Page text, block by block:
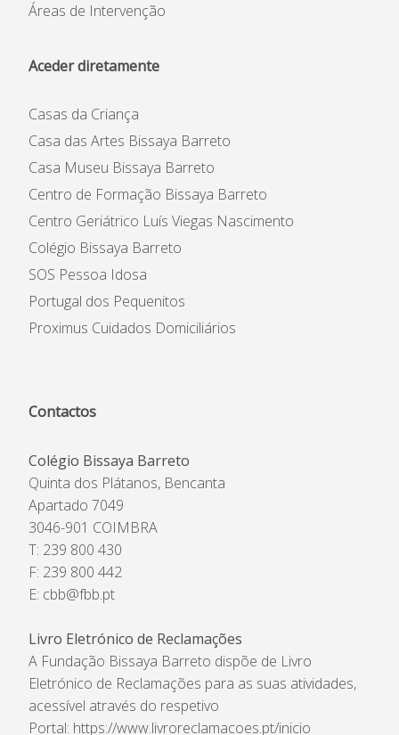
Áreas de Intervenção
Aceder diretamente
Casas da Criança
Casa das Artes Bissaya Barreto
Casa Museu Bissaya Barreto
Centro de Formação Bissaya Barreto
Centro Geriátrico Luís Viegas Nascimento
Colégio Bissaya Barreto
SOS Pessoa Idosa
Portugal dos Pequenitos
Proximus Cuidados Domiciliários
Contactos
Colégio Bissaya Barreto
Quinta dos Plátanos, Bencanta
Apartado 7049
3046-901 COIMBRA
T: 239 800 430
F: 239 800 442
E: cbb@fbb.pt
Livro Eletrónico de Reclamações
A Fundação Bissaya Barreto dispõe de Livro
Eletrónico de Reclamações para as suas atividades,
acessível através do respetivo
Portal: https://www.livroreclamacoes.pt/inicio